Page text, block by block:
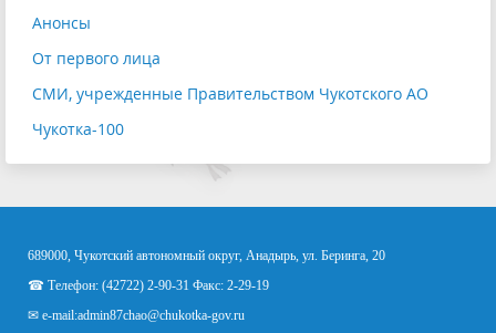
Анонсы
От первого лица
СМИ, учрежденные Правительством Чукотского АО
Чукотка-100
689000, Чукотский автономный округ, Анадырь, ул. Беринга, 20
☎ Телефон: (42722) 2-90-31 Факс: 2-29-19
✉ e-mail:admin87chao@chukotka-gov.ru